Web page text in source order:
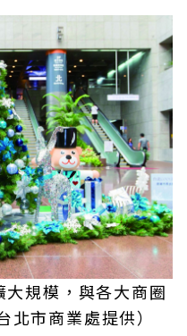
大規模，與各大商圈
市商業處提供）